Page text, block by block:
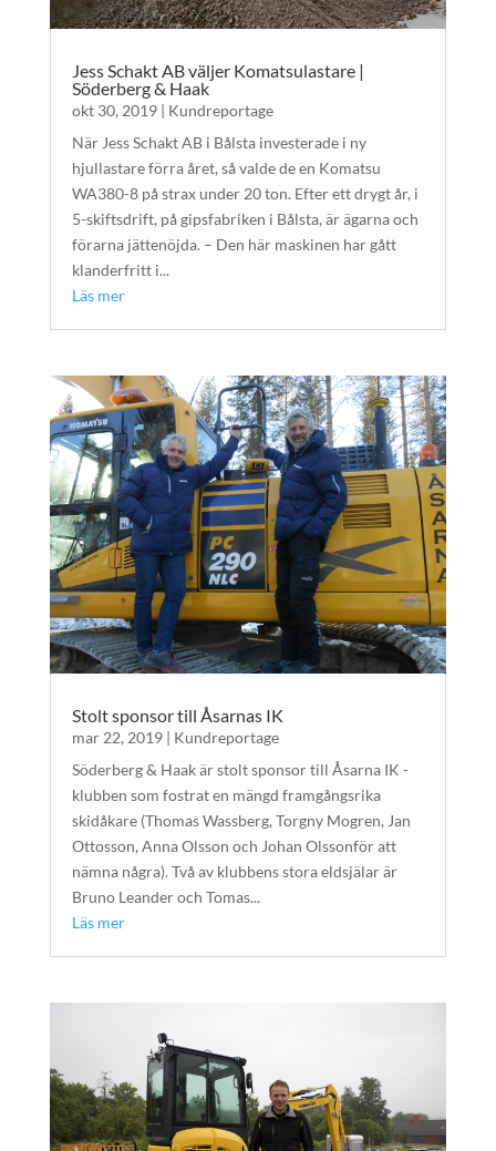
Jess Schakt AB väljer Komatsulastare |
Söderberg & Haak
okt 30, 2019| Kundreportage
När Jess Schakt AB i Bålsta investerade i ny
hjullastare förra året, så valde de en Komatsu
WA380-8 på strax under 20 ton. Efter ett drygt år, i
5-skiftsdrift, på gipsfabriken i Bålsta, är ägarna och
förarna jättenöjda. – Den här maskinen har gått
klanderfritt i...
Läs mer
Stolt sponsor till Åsarnas IK
mar 22, 2019| Kundreportage
Söderberg & Haak är stolt sponsor till Åsarna IK -
klubben som fostrat en mängd framgångsrika
skidåkare (Thomas Wassberg, Torgny Mogren, Jan
Ottosson, Anna Olsson och Johan Olssonför att
nämna några). Två av klubbens stora eldsjälar är
Bruno Leander och Tomas...
Läs mer